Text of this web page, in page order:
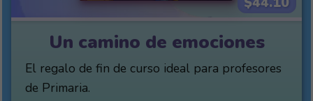
Un camino de emociones
El regalo de fin de curso ideal para profesores
de Primaria.